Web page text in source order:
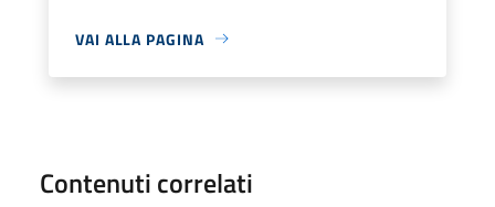
VAI ALLA PAGINA
Contenuti correlati